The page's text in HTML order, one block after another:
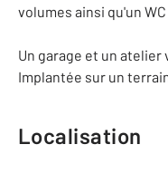
volumes ainsi qu'un
Un garage et un
Implantée sur un terrain
Localisation